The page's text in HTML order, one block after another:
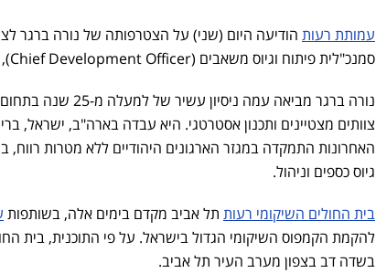
עמותת רעות הודיעה היום (שני) על הצטרפותה של נורה ברגר
סמנכ"לית פיתוח וגיוס משאבים (Chief Development Officer), החל מה-1 ביולי 2024.
נורה ברגר מביאה עמה
האחרונות התמקדה במגזר הארגונים היהודיים ללא מטרות רווח,
גיוס כספים וניהול.
בית החולים השיקומי רעות תל אביב מקדם בימים אלה, בשותפות
להקמת הקמפוס השיקומי הגדול בישראל. על פי התוכנית, בית
בשדה דב בצפון מערב העיר תל אביב.